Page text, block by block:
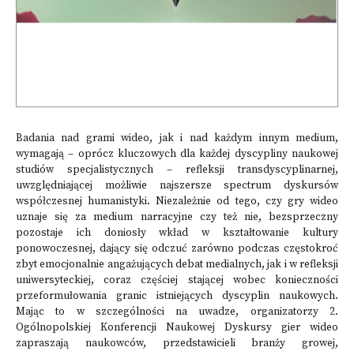
Badania nad grami wideo, jak i nad każdym innym medium,
wymagają – oprócz kluczowych dla każdej dyscypliny naukowej
studiów specjalistycznych – refleksji transdyscyplinarnej,
uwzględniającej możliwie najszersze spectrum dyskursów
współczesnej humanistyki. Niezależnie od tego, czy gry wideo
uznaje się za medium narracyjne czy też nie, bezsprzeczny
pozostaje ich doniosły wkład w kształtowanie kultury
ponowoczesnej, dający się odczuć zarówno podczas częstokroć
zbyt emocjonalnie angażujących debat medialnych, jak i w refleksji
uniwersyteckiej, coraz częściej stającej wobec konieczności
przeformułowania granic istniejących dyscyplin naukowych.
Mając to w szczególności na uwadze, organizatorzy 2.
Ogólnopolskiej Konferencji Naukowej Dyskursy gier wideo
zapraszają naukowców, przedstawicieli branży growej,